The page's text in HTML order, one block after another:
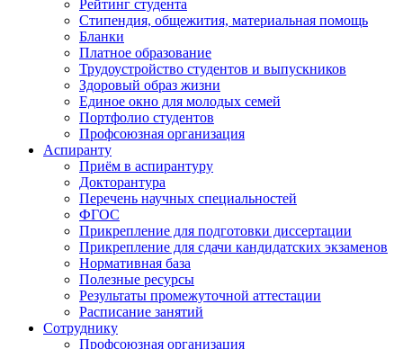
Рейтинг студента
Стипендия, общежития, материальная помощь
Бланки
Платное образование
Трудоустройство студентов и выпускников
Здоровый образ жизни
Единое окно для молодых семей
Портфолио студентов
Профсоюзная организация
Аспиранту
Приём в аспирантуру
Докторантура
Перечень научных специальностей
ФГОС
Прикрепление для подготовки диссертации
Прикрепление для сдачи кандидатских экзаменов
Нормативная база
Полезные ресурсы
Результаты промежуточной аттестации
Расписание занятий
Сотруднику
Профсоюзная организация